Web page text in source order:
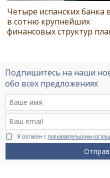
Четыре испанских банка
в сотню крупнейших
финансовых структур
Подпишитесь на наши
обо всех предложениях
Я согласен с пользовательским